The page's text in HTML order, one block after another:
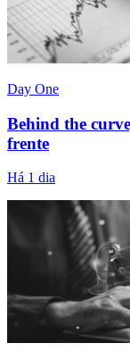
Day One
Behind the
frente
Há 1 dia